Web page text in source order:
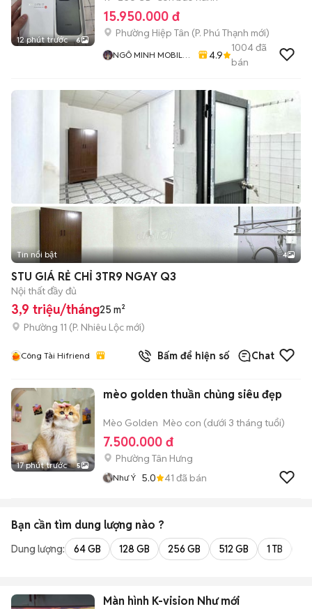
12 phút trước 6
15.950.000 đ
Phường Hiệp Tân (P. Phú Thạnh mới)
NGÔ MINH MOBILE
4.9
1004đã
bán
Tin nổi bật 4
STU GIÁ RẺ CHỈ 3TR9 NGAY Q3
Nội thất đầy đủ
3,9 triệu/tháng25 m²
Phường 11 (P. Nhiêu Lộc mới)
Công Tài Hifriend Bấm để hiện số Chat
17 phút trước 5
mèo golden thuần chủng siêu đẹp
Mèo Golden Mèo con (dưới 3 tháng tuổi)
7.500.000 đ
Phường Tân Hưng
Như Ý 5.0 41 đã bán
Bạn cần tìm dung lượng nào ?
Dung lượng: 64 GB 128 GB 256 GB 512 GB 1 TB
Màn hình K-vision Như mới